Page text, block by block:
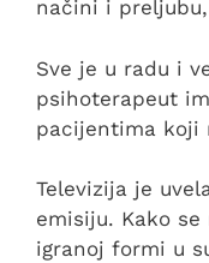
načini i
Sve je u radu i
psihoterapeut
pacijentima koji
Televizija je
emisiju. Kako
igranoj formi u